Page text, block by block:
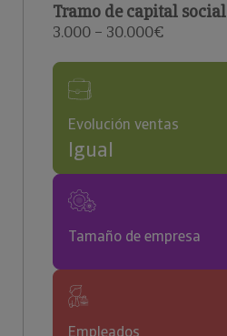
Tramo de capital social
3.000 – 30.000€
Evolución ventas
Igual
Tamaño de empresa
Empleados